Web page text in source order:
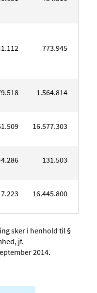
773.945
1.564.814
16.577.303
131.503
16.445.800
sker i henhold til §
jf.
2014.